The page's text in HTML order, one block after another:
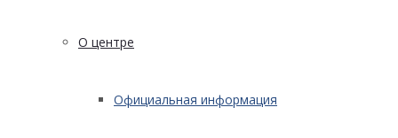
О центре
Официальная информация